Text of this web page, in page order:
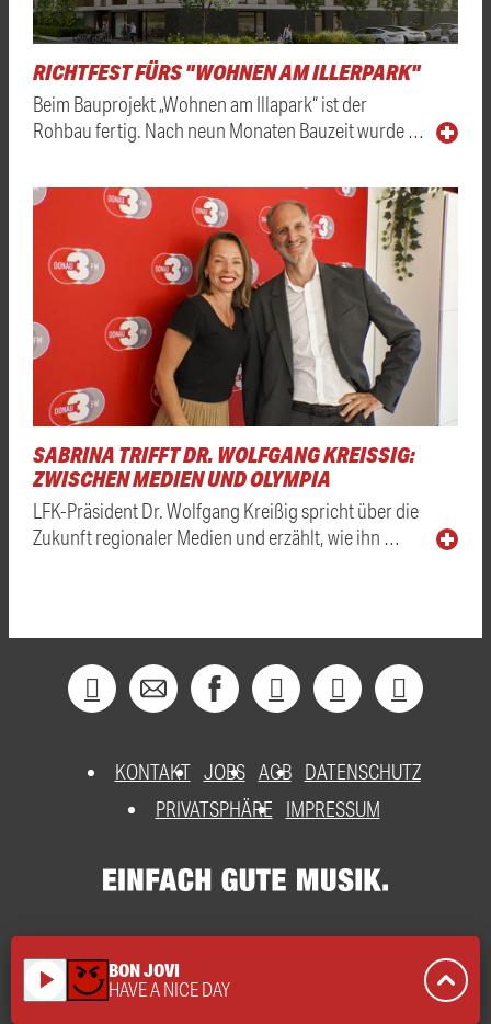
RICHTFEST FÜRS "WOHNEN AM ILLERPARK"
Beim Bauprojekt „Wohnen am Illapark“ ist der
Rohbau fertig. Nach neun Monaten Bauzeit wurde …
SABRINA TRIFFT DR. WOLFGANG KREISSIG: Z
WISCHEN MEDIEN UND OLYMPIA
LFK-Präsident Dr. Wolfgang Kreißig spricht über die
Zukunft regionaler Medien und erzählt, wie ihn …
KONTAKT JOBS AGB DATENSCHUTZ
PRIVATSPHÄRE
IMPRESSUM
play_arrow BON JOVI
HAVE A NICE DAY